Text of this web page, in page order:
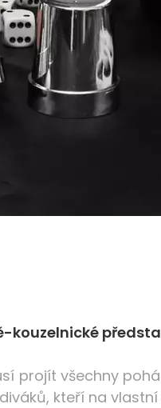
kouzelnické
projít všechny
kteří na